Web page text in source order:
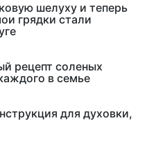
шелуху и теперь
грядки стали
рецепт соленых
в семье
для духовки,